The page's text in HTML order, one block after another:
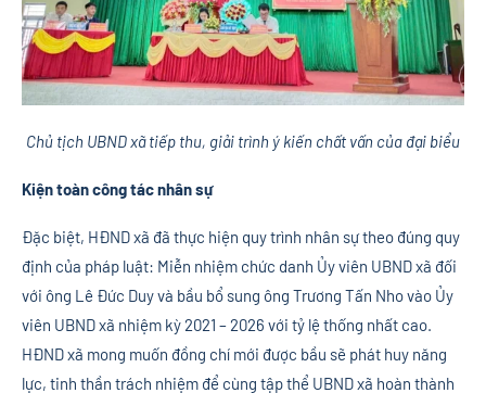
Chủ tịch UBND xã tiếp thu, giải trình ý kiến chất vấn của đại biểu
Kiện toàn công tác nhân sự
Đặc biệt, HĐND xã đã thực hiện quy trình nhân sự theo đúng quy
định của pháp luật: Miễn nhiệm chức danh Ủy viên UBND xã đối
với ông Lê Đức Duy và bầu bổ sung ông Trương Tấn Nho vào Ủy
viên UBND xã nhiệm kỳ 2021 – 2026 với tỷ lệ thống nhất cao.
HĐND xã mong muốn đồng chí mới được bầu sẽ phát huy năng
lực, tinh thần trách nhiệm để cùng tập thể UBND xã hoàn thành